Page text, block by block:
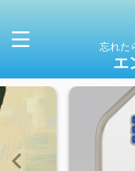
忘れた
エ